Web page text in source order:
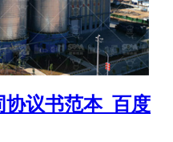
议书范本_百度